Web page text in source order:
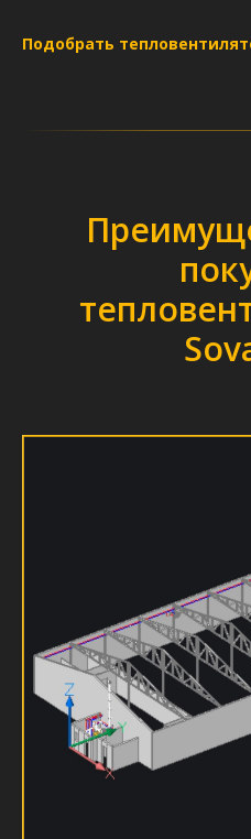
Подобрать